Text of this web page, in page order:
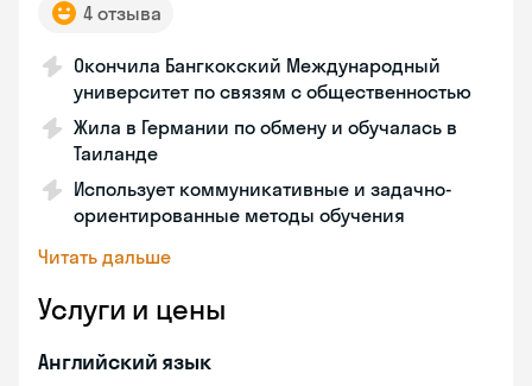
4 отзыва
Окончила Бангкокский Международный
университет по связям с общественностью
Жила в Германии по обмену и обучалась в
Таиланде
Использует коммуникативные и задачно-
ориентированные методы обучения
Читать дальше
Услуги и цены
Английский язык